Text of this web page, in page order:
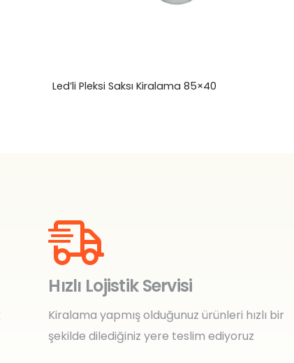
Led’li Pleksi Saksı Kiralama 85×40
Hızlı Lojistik Servisi
Kiralama yapmış olduğunuz ürünleri hızlı bir
şekilde dilediğiniz yere teslim ediyoruz